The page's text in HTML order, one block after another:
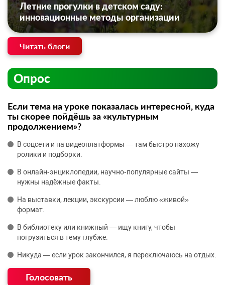
Летние прогулки в детском саду:
инновационные методы организации
Читать блоги
Опрос
Если тема на уроке показалась интересной, куда
ты скорее пойдёшь за «культурным
продолжением»?
В соцсети и на видеоплатформы — там быстро нахожу
ролики и подборки.
В онлайн‑энциклопедии, научно‑популярные сайты —
нужны надёжные факты.
На выставки, лекции, экскурсии — люблю «живой»
формат.
В библиотеку или книжный — ищу книгу, чтобы
погрузиться в тему глубже.
Никуда — если урок закончился, я переключаюсь на отдых.